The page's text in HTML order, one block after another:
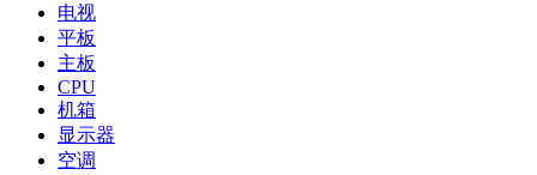
电视
平板
主板
CPU
机箱
显示器
空调